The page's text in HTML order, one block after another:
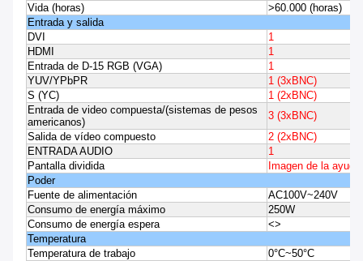
Vida (horas)
>60.000 (horas)
Entrada y salida
DVI
1
HDMI
1
Entrada de D-15 RGB (VGA)
1
YUV/YPbPR
1 (3xBNC)
S (YC)
1 (2xBNC)
Entrada de video compuesta/(sistemas de pesos
americanos)
3 (3xBNC)
Salida de vídeo compuesto
2 (2xBNC)
ENTRADA AUDIO
1
Pantalla dividida
Imagen de la
Poder
Fuente de alimentación
AC100V~240V
Consumo de energía máximo
250W
Consumo de energía espera
<>
Temperatura
Temperatura de trabajo
0°C~50°C